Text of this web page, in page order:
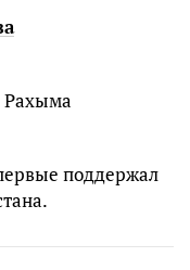
Рахыма
поддержал